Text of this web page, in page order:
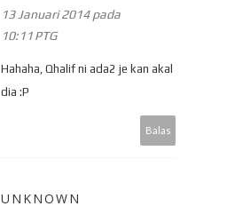
13 Januari 2014 pada
10:11 PTG
Hahaha, Qhalif ni ada2 je kan akal
dia :P
Balas
UNKNOWN